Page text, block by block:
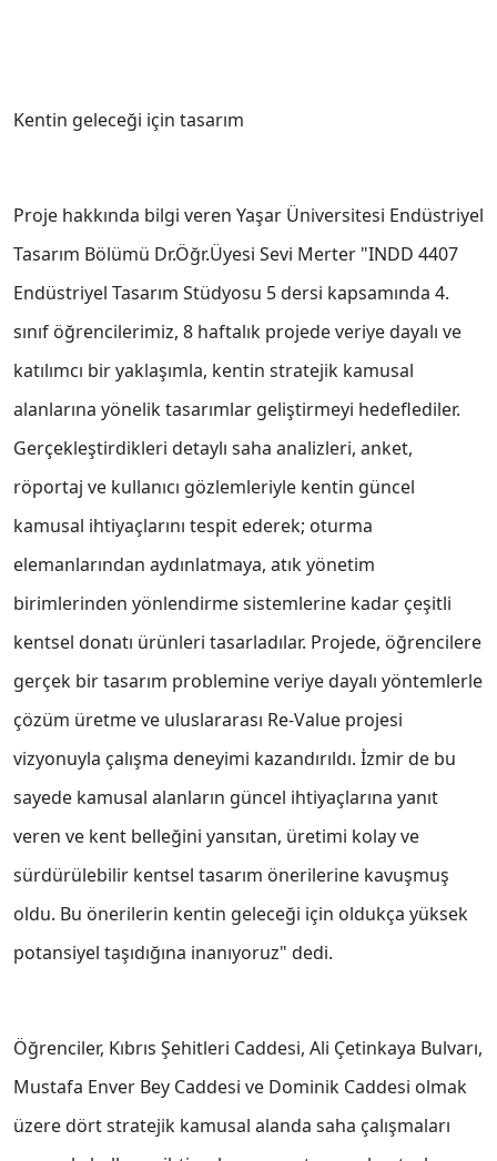
Kentin geleceği için tasarım
Proje hakkında bilgi veren Yaşar Üniversitesi Endüstriyel
Tasarım Bölümü Dr.Öğr.Üyesi Sevi Merter "INDD 4407
Endüstriyel Tasarım Stüdyosu 5 dersi kapsamında 4.
sınıf öğrencilerimiz, 8 haftalık projede veriye dayalı ve
katılımcı bir yaklaşımla, kentin stratejik kamusal
alanlarına yönelik tasarımlar geliştirmeyi hedeflediler.
Gerçekleştirdikleri detaylı saha analizleri, anket,
röportaj ve kullanıcı gözlemleriyle kentin güncel
kamusal ihtiyaçlarını tespit ederek; oturma
elemanlarından aydınlatmaya, atık yönetim
birimlerinden yönlendirme sistemlerine kadar çeşitli
kentsel donatı ürünleri tasarladılar. Projede, öğrencilere
gerçek bir tasarım problemine veriye dayalı yöntemlerle
çözüm üretme ve uluslararası Re-Value projesi
vizyonuyla çalışma deneyimi kazandırıldı. İzmir de bu
sayede kamusal alanların güncel ihtiyaçlarına yanıt
veren ve kent belleğini yansıtan, üretimi kolay ve
sürdürülebilir kentsel tasarım önerilerine kavuşmuş
oldu. Bu önerilerin kentin geleceği için oldukça yüksek
potansiyel taşıdığına inanıyoruz" dedi.
Öğrenciler, Kıbrıs Şehitleri Caddesi, Ali Çetinkaya Bulvarı,
Mustafa Enver Bey Caddesi ve Dominik Caddesi olmak
üzere dört stratejik kamusal alanda saha çalışmaları